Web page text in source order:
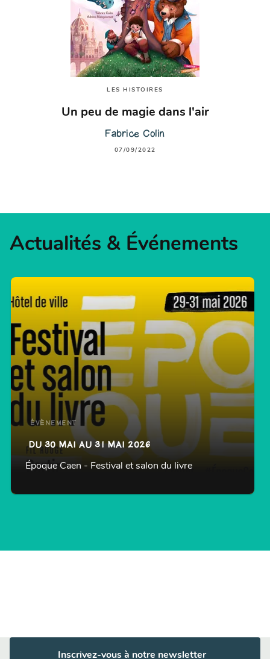
LES HISTOIRES
Un peu de magie dans l'air
Fabrice Colin
07/09/2022
Actualités & Événements
ÉVÈNEMENT
DU 30 MAI AU 31 MAI 2026
Époque Caen - Festival et salon du livre
Inscrivez-vous à notre newsletter